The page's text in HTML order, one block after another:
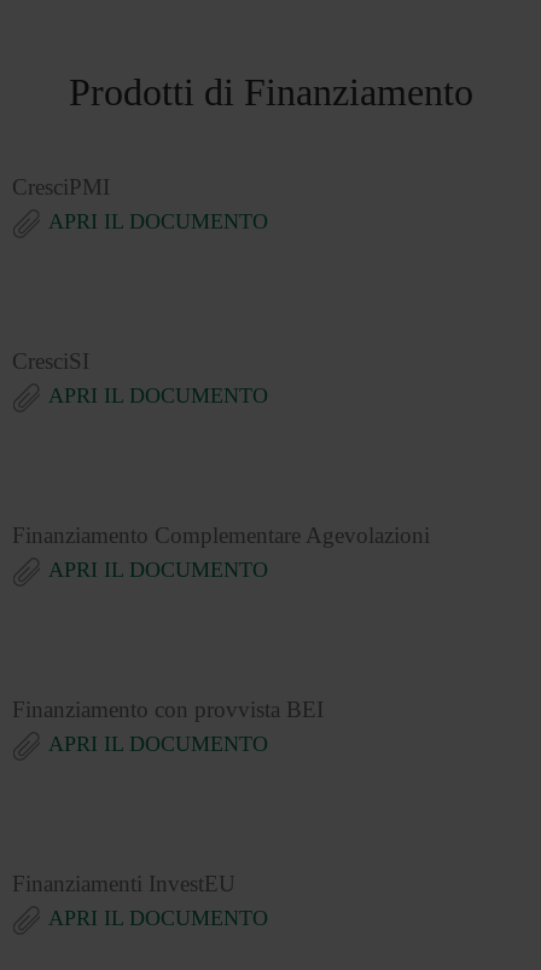
Prodotti di Finanziamento
CresciPMI
APRI IL DOCUMENTO
CresciSI
APRI IL DOCUMENTO
Finanziamento Complementare Agevolazioni
APRI IL DOCUMENTO
Finanziamento con provvista BEI
APRI IL DOCUMENTO
Finanziamenti InvestEU
APRI IL DOCUMENTO